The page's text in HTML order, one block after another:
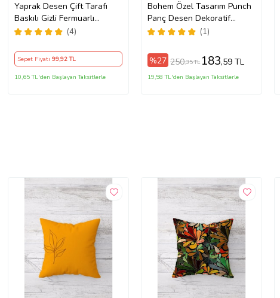
Yaprak Desen Çift Tarafı
Baskılı Gizli Fermuarlı
Yıkanabilir Leke Tutmaz
(Turuncu)
(4)
Sepet Fiyatı 99,92 TL
10,65 TL'den Başlayan Taksitlerle
Bohem Özel Tasarım Punch
Panç Desen Dekoratif
Dikdörtgen Kırlent Kılıfı
(1)
%27 250,35 TL 183,59 TL
19,58 TL'den Başlayan Taksitlerle